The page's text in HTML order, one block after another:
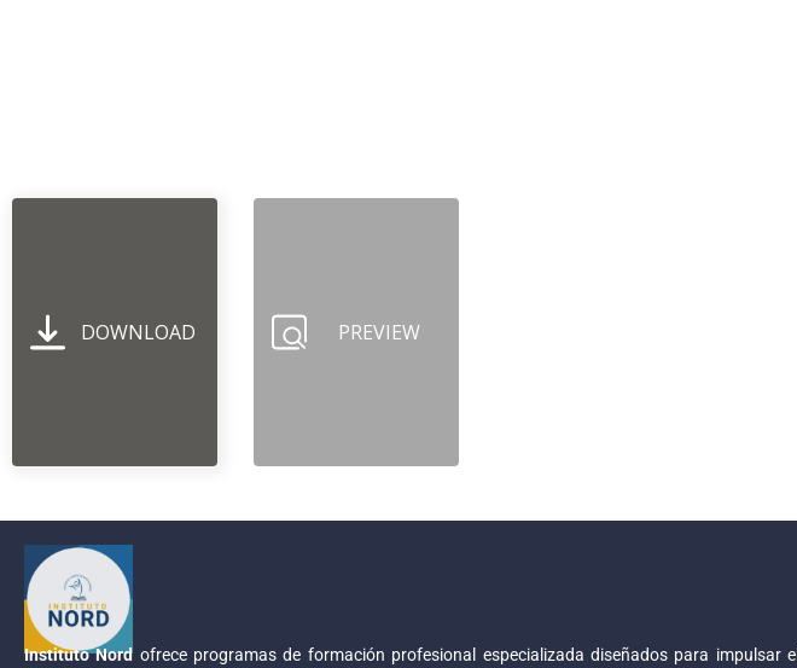
DOWNLOAD PREVIEW
Instituto Nord ofrece programas de formación profesional especializada diseñados para impulsar el